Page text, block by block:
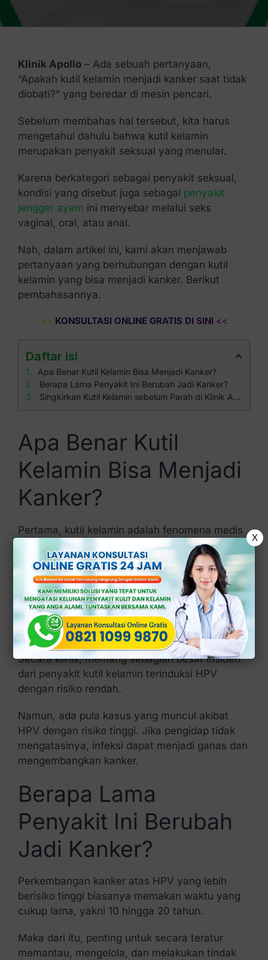
Klinik Apollo– Ada sebuah pertanyaan,
“Apakah kutil kelamin menjadi kanker saat tidak
diobati?” yang beredar di mesin pencari.
Sebelum membahas hal tersebut, kita harus
mengetahui dahulu bahwa kutil kelamin
merupakan penyakit seksual yang menular.
Karena berkategori sebagai penyakit seksual,
kondisi yang disebut juga sebagai penyakit
jengger ayam ini menyebar melalui seks
vaginal, oral, atau anal.
Nah, dalam artikel ini, kami akan menjawab
pertanyaan yang berhubungan dengan kutil
kelamin yang bisa menjadi kanker. Berikut
pembahasannya.
>> KONSULTASI ONLINE GRATIS DI SINI <<
Daftar isi
Apa Benar Kutil Kelamin Bisa Menjadi Kanker?
Berapa Lama Penyakit Ini Berubah Jadi Kanker?
Singkirkan Kutil Kelamin sebelum Parah di Klinik Apollo
Apa Benar Kutil
Kelamin Bisa Menjadi
Kanker?
Pertama, kutil kelamin adalah fenomena medis
Human papillomavirus
(HPV), virus yang dapat menginfeksi kulit
genital.
Nah, virus HPV yang mengakibatkan kutil
kelamin ini bisa menimbulkan berbagai jenis
kanker, seperti serviks, penis, dan anus.
Secara klinis, memang sebagian besar insiden
dari penyakit kutil kelamin terinduksi HPV
dengan risiko rendah.
Namun, ada pula kasus yang muncul akibat
HPV dengan risiko tinggi. Jika pengidap tidak
mengatasinya, infeksi dapat menjadi ganas dan
mengembangkan kanker.
Berapa Lama
Penyakit Ini Berubah
Jadi Kanker?
Perkembangan kanker atas HPV yang lebih
berisiko tinggi biasanya memakan waktu yang
cukup lama, yakni 10 hingga 20 tahun.
Maka dari itu, penting untuk secara teratur
memantau, mengelola, dan melakukan tindak
X